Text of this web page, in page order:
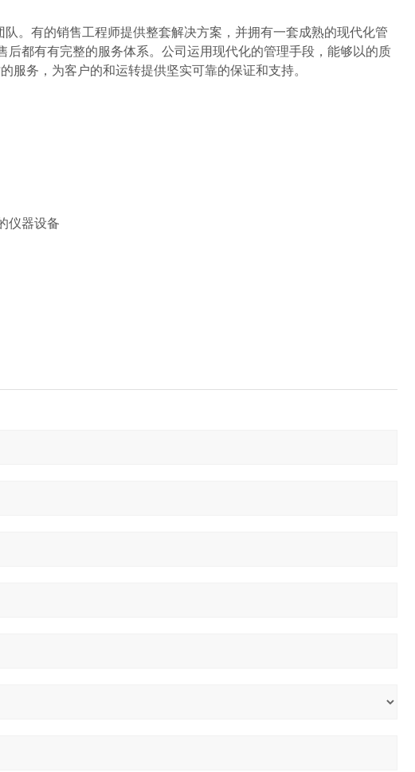
。有的销售工程师提供整套解决方案，并拥有一套成熟的现代化管
都有有完整的服务体系。公司运用现代化的管理手段，能够以的质
服务，为客户的和运转提供坚实可靠的保证和支持。
仪器设备